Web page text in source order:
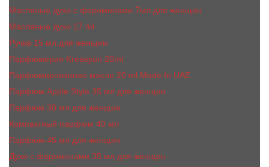
Масляные духи c феромонами 7мл для женщин
Масляные духи 17 ml
Ручка 15 мл для женщин
Парфюмерия Kreasyon 20ml
Парфюмированное масло 20 ml Made In UAE
Парфюм Apple Style 35 мл для женщин
Парфюм 30 мл для женщин
Компактный парфюм 40 мл
Парфюм 45 мл для женщин
Духи с феромонами 35 мл для женщин